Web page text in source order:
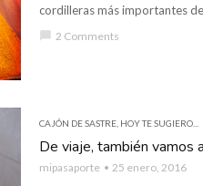
cordilleras más importantes
chat_bubble 2 Comments
CAJÓN DE SASTRE HOY TE SUGIERO...
De viaje, también vamos
mipasaporte 25 enero, 2016